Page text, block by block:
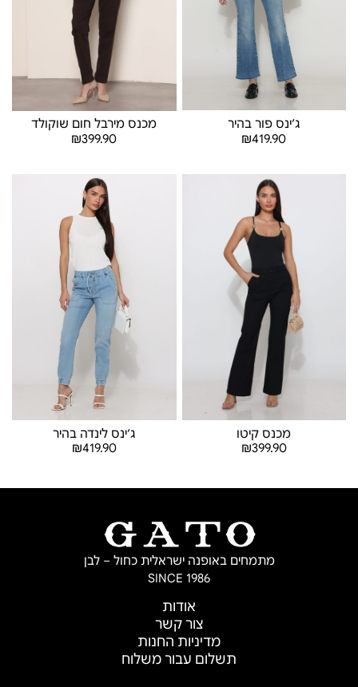
ג׳ינס פור בהיר
₪419.90
מכנס מירבל חום שוקולד
₪399.90
מכנס קיטו
₪399.90
ג׳ינס לינדה בהיר
₪419.90
מתמחים באופנה ישראלית כחול – לבן
SINCE 1986
אודות
צור קשר
מדיניות החנות
תשלום עבור משלוח